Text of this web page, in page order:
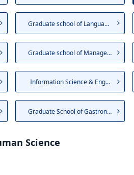
Graduate school of Language E...
Graduate school of Management
Information Science & Eng...
Graduate School of Gastronomy...
Science